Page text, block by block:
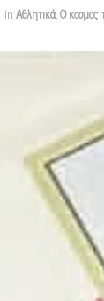
inΑθλητικά,Ο κοσμος